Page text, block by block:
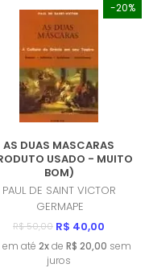
-20%
AS DUAS MASCARAS
USADO - MUITO
BOM)
PAUL DE SAINT VICTOR
GERMAPE
R$ 50,00 R$ 40,00
até 2xde R$ 20,00 sem
juros